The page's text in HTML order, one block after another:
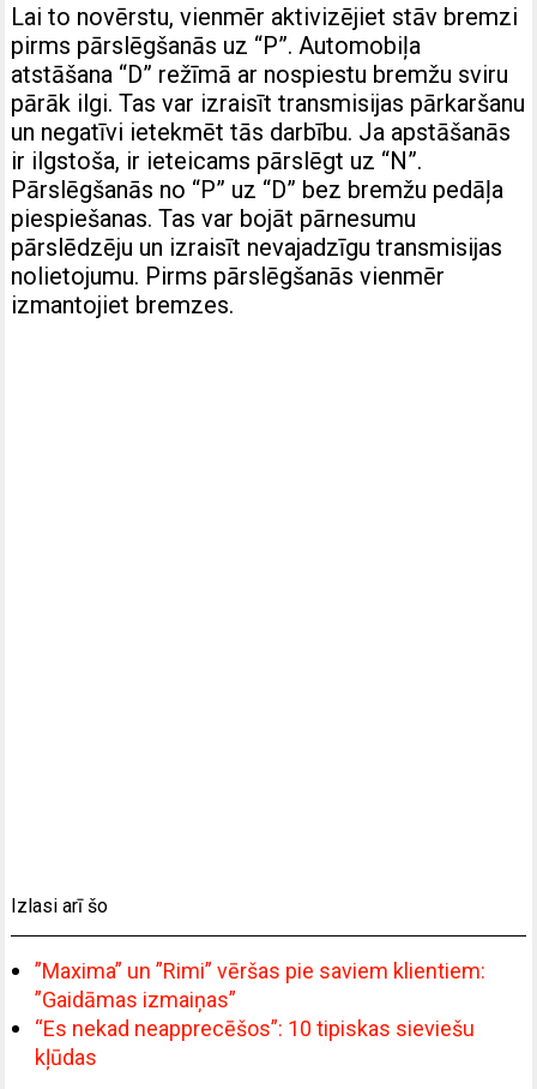
Lai to novērstu, vienmēr aktivizējiet stāv bremzi
pirms pārslēgšanās uz “P”. Automobiļa
atstāšana “D” režīmā ar nospiestu bremžu sviru
pārāk ilgi. Tas var izraisīt transmisijas pārkaršanu
un negatīvi ietekmēt tās darbību. Ja apstāšanās
ir ilgstoša, ir ieteicams pārslēgt uz “N”.
Pārslēgšanās no “P” uz “D” bez bremžu pedāļa
piespiešanas. Tas var bojāt pārnesumu
pārslēdzēju un izraisīt nevajadzīgu transmisijas
nolietojumu. Pirms pārslēgšanās vienmēr
izmantojiet bremzes.
Izlasi arī šo
”Maxima” un ”Rimi” vēršas pie saviem klientiem:
”Gaidāmas izmaiņas”
“Es nekad neapprecēšos”: 10 tipiskas sieviešu
kļūdas